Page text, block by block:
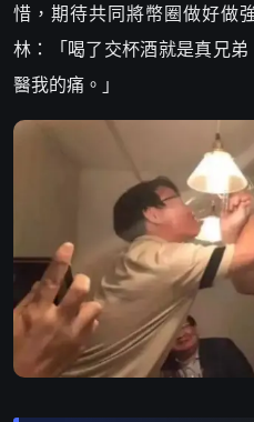
惜，期待共同將幣圈做好做
林：「喝了交杯酒就是真兄
醫我的痛。」